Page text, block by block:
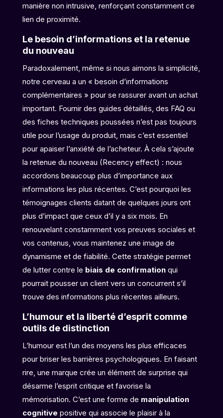
manière non intrusive, renforçant constamment ce
lien de proximité.
Le besoin d’informations et la retenue
du nouveau
Paradoxalement, même si nous aimons la simplicité,
notre cerveau a un « besoin d’informations
complémentaires » pour se rassurer avant un achat
important. Fournir des guides détaillés, des FAQ ou
des fiches techniques poussées n’est pas toujours
utile pour l’usage du produit, mais c’est essentiel
pour apaiser l’anxiété de l’acheteur. À cela s’ajoute
la retenue du nouveau (Recency effect) : nous
accordons beaucoup plus d’importance aux
informations les plus récentes. C’est pourquoi les
témoignages clients datant de quelques jours ont
plus d’impact que ceux d’il y a six mois. En
renouvelant constamment vos preuves sociales et
vos contenus, vous maintenez une image de
dynamisme et de fiabilité. Cette stratégie permet
de lutter contre le biais de confirmationqui
pourrait pousser un client vers un concurrent s’il
trouve des informations plus récentes ailleurs.
L’humour et la liberté d’esprit comme
outils de distinction
L’humour est l’un des moyens les plus efficaces
pour briser les barrières psychologiques. En faisant
rire, une marque crée un élément de surprise qui
désarme l’esprit critique et favorise la
mémorisation. C’est une forme de manipulation
cognitive positive qui associe le plaisir à la